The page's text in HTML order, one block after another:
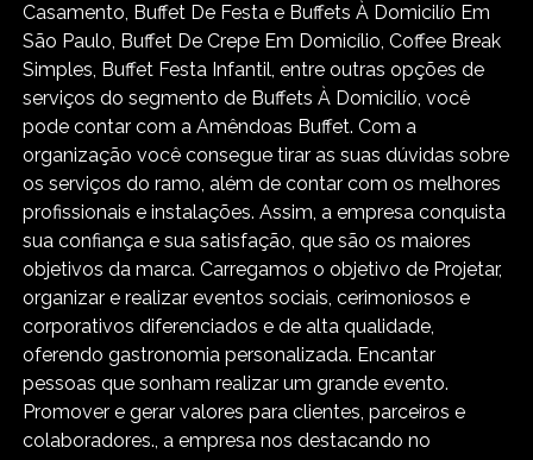
Casamento, Buffet De Festa e Buffets À Domicilío Em
São Paulo, Buffet De Crepe Em Domicílio, Coffee Break
Simples, Buffet Festa Infantil, entre outras opções de
serviços do segmento de Buffets À Domicilío, você
pode contar com a Amêndoas Buffet. Com a
organização você consegue tirar as suas dúvidas sobre
os serviços do ramo, além de contar com os melhores
profissionais e instalações. Assim, a empresa conquista
sua confiança e sua satisfação, que são os maiores
objetivos da marca. Carregamos o objetivo de Projetar,
organizar e realizar eventos sociais, cerimoniosos e
corporativos diferenciados e de alta qualidade,
oferendo gastronomia personalizada. Encantar
pessoas que sonham realizar um grande evento.
Promover e gerar valores para clientes, parceiros e
colaboradores., a empresa nos destacando no